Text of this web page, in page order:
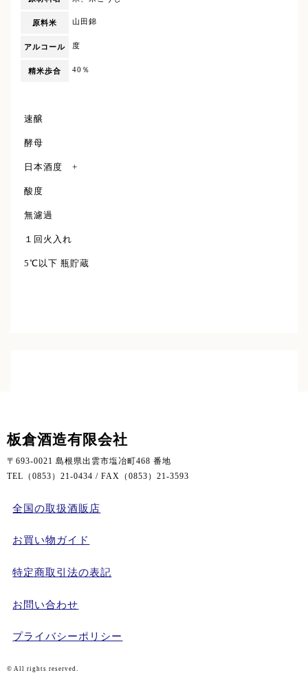
原料米 山田錦
アルコール 度
精米歩合 40％
速醸
酵母
日本酒度 +
酸度
無濾過
１回火入れ
5℃以下 瓶貯蔵
板倉酒造有限会社
〒693-0021 島根県出雲市塩冶町468 番地
TEL（0853）21-0434 / FAX（0853）21-3593
全国の取扱酒販店
お買い物ガイド
特定商取引法の表記
お問い合わせ
プライバシーポリシー
© All rights reserved.